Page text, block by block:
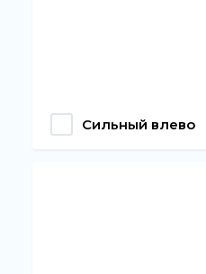
Сильный влево